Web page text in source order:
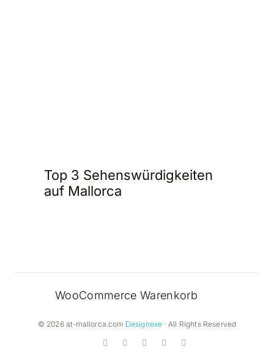
Top 3 Sehenswürdigkeiten
auf Mallorca
WooCommerce Warenkorb
© 2026 at-mallorca.com Designexe · All Rights Reserved